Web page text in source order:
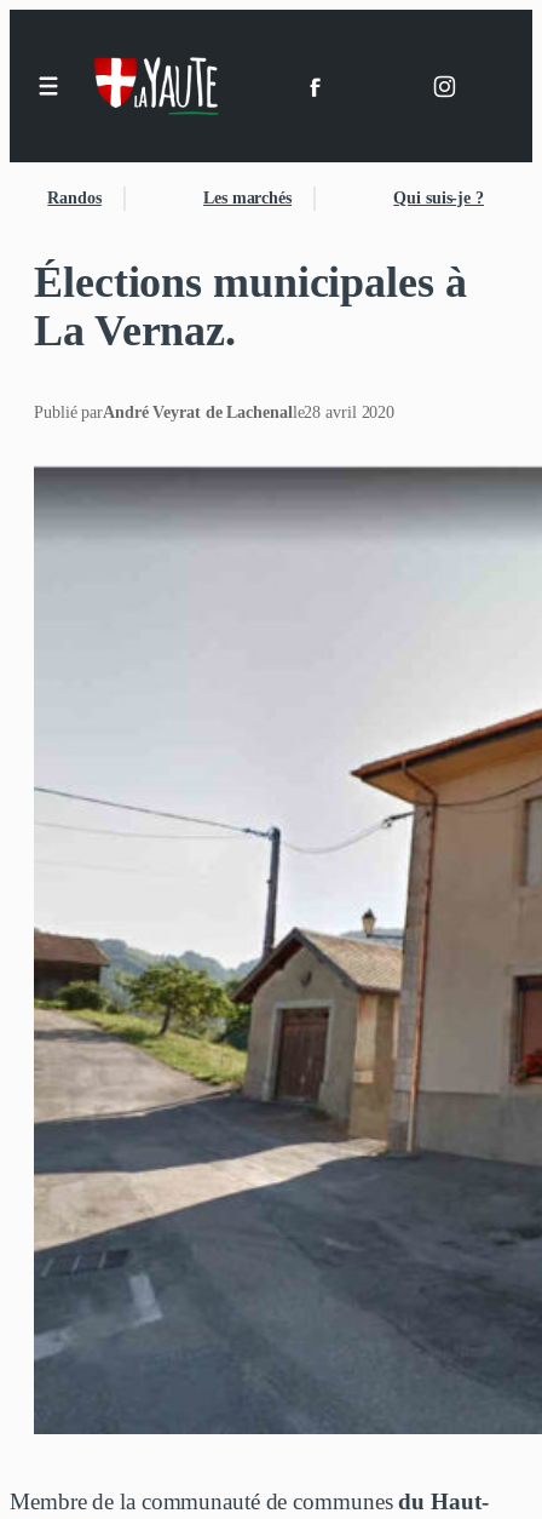
Randos Les marchés Qui suis-je ?
Élections municipales à
La Vernaz.
Publié parAndré Veyrat de Lachenalle28 avril 2020
Membre de la communauté de communesdu Haut-